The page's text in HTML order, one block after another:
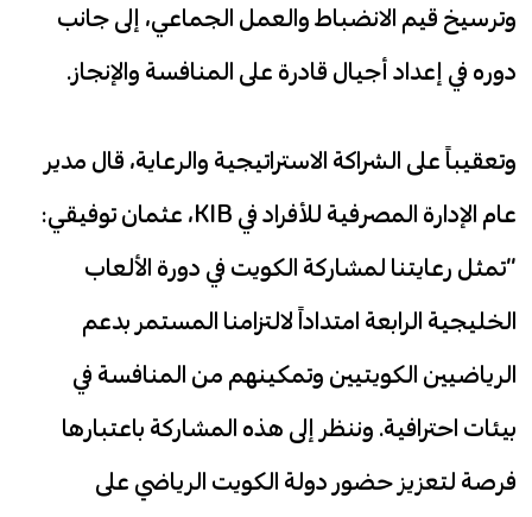
وترسيخ قيم الانضباط والعمل الجماعي، إلى جانب
دوره في إعداد أجيال قادرة على المنافسة والإنجاز.
وتعقيباً على الشراكة الاستراتيجية والرعاية، قال مدير
عام الإدارة المصرفية للأفراد في KIB، عثمان توفيقي:
“تمثل رعايتنا لمشاركة الكويت في دورة الألعاب
الخليجية الرابعة امتداداً لالتزامنا المستمر بدعم
الرياضيين الكويتيين وتمكينهم من المنافسة في
بيئات احترافية. وننظر إلى هذه المشاركة باعتبارها
فرصة لتعزيز حضور دولة الكويت الرياضي على